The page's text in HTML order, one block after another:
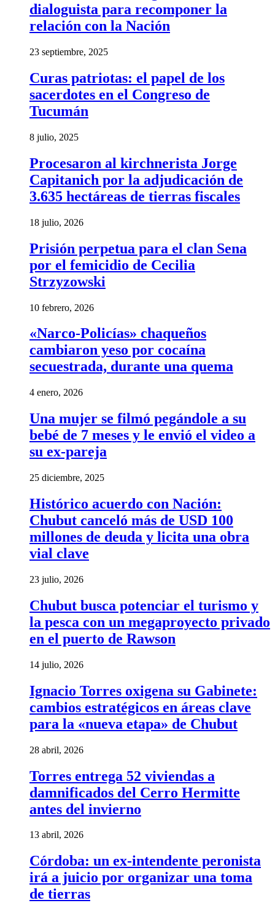
dialoguista para recomponer la
relación con la Nación
23 septiembre, 2025
Curas patriotas: el papel de los
sacerdotes en el Congreso de
Tucumán
8 julio, 2025
Procesaron al kirchnerista Jorge
Capitanich por la adjudicación de
3.635 hectáreas de tierras fiscales
18 julio, 2026
Prisión perpetua para el clan Sena
por el femicidio de Cecilia
Strzyzowski
10 febrero, 2026
«Narco-Policías» chaqueños
cambiaron yeso por cocaína
secuestrada, durante una quema
4 enero, 2026
Una mujer se filmó pegándole a su
bebé de 7 meses y le envió el video a
su ex-pareja
25 diciembre, 2025
Histórico acuerdo con Nación:
Chubut canceló más de USD 100
millones de deuda y licita una obra
vial clave
23 julio, 2026
Chubut busca potenciar el turismo y
la pesca con un megaproyecto privado
en el puerto de Rawson
14 julio, 2026
Ignacio Torres oxigena su Gabinete:
cambios estratégicos en áreas clave
para la «nueva etapa» de Chubut
28 abril, 2026
Torres entrega 52 viviendas a
damnificados del Cerro Hermitte
antes del invierno
13 abril, 2026
Córdoba: un ex-intendente peronista
irá a juicio por organizar una toma
de tierras